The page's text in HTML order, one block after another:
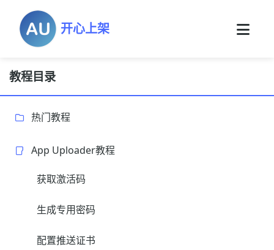
开心上架
教程目录
热门教程
App Uploader教程
获取激活码
生成专用密码
配置推送证书